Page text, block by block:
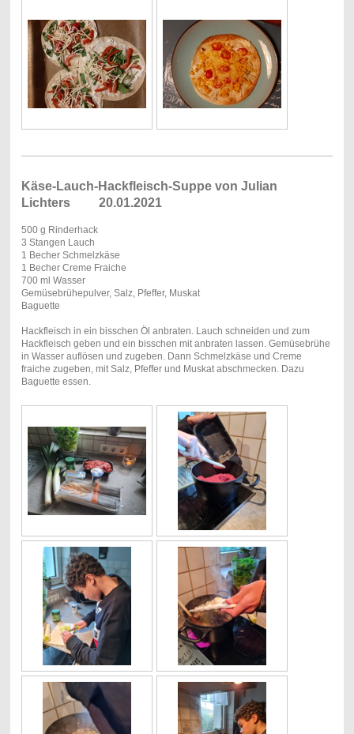
Käse-Lauch-Hackfleisch-Suppe von Julian
Lichters 20.01.2021
500 g Rinderhack
3 Stangen Lauch
1 Becher Schmelzkäse
1 Becher Creme Fraiche
700 ml Wasser
Gemüsebrühepulver, Salz, Pfeffer, Muskat
Baguette
Hackfleisch in ein bisschen Öl anbraten. Lauch schneiden und zum
Hackfleisch geben und ein bisschen mit anbraten lassen. Gemüsebrühe
in Wasser auflösen und zugeben. Dann Schmelzkäse und Creme
fraiche zugeben, mit Salz, Pfeffer und Muskat abschmecken. Dazu
Baguette essen.